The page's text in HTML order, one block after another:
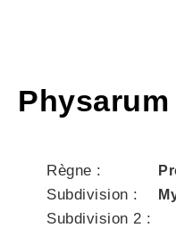
Règne :
Subdivision :
Subdivision 2 :